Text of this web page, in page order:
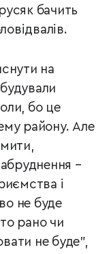
бачить
на
бо це
району. Але
–
і
не буде
рано чи
не буде",